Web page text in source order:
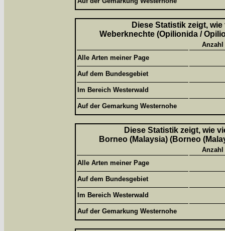
Diese Statistik zeigt,
Weberknechte (Opilionida /
Alle Arten meiner Page
Auf dem Bundesgebiet
Im Bereich Westerwald
Auf der Gemarkung Westernohe
Diese Statistik zeigt, wie
Borneo (Malaysia) (Borneo
Alle Arten meiner Page
Auf dem Bundesgebiet
Im Bereich Westerwald
Auf der Gemarkung Westernohe